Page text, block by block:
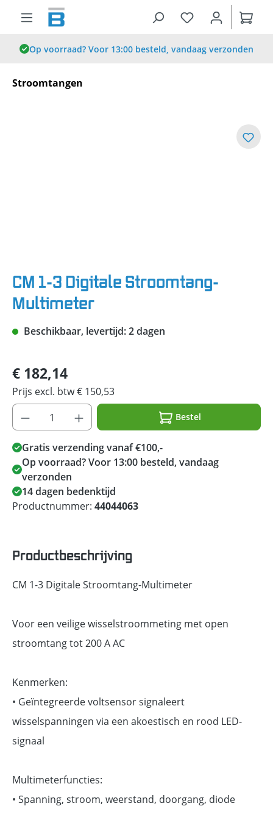
Op voorraad? Voor 13:00 besteld, vandaag verzonden
Stroomtangen
CM 1-3 Digitale Stroomtang-
Multimeter
Beschikbaar, levertijd: 2 dagen
€ 182,14
Prijs excl. btw € 150,53
Bestel
Gratis verzending vanaf €100,-
Op voorraad? Voor 13:00 besteld, vandaag
verzonden
14 dagen bedenktijd
Productnummer: 44044063
Productbeschrijving
CM 1-3 Digitale Stroomtang-Multimeter
Voor een veilige wisselstroommeting met open
stroomtang tot 200 A AC
Kenmerken:
• Geïntegreerde voltsensor signaleert
wisselspanningen via een akoestisch en rood LED-
signaal
Multimeterfuncties:
• Spanning, stroom, weerstand, doorgang, diode